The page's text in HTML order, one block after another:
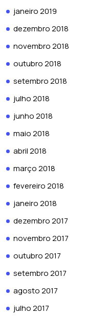
janeiro 2019
dezembro 2018
novembro 2018
outubro 2018
setembro 2018
julho 2018
junho 2018
maio 2018
abril 2018
março 2018
fevereiro 2018
janeiro 2018
dezembro 2017
novembro 2017
outubro 2017
setembro 2017
agosto 2017
julho 2017